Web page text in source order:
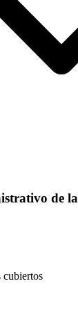
de
cubiertos